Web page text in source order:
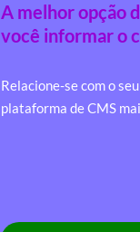
A melhor opção
você informar o
Relacione-se com o
plataforma de CMS